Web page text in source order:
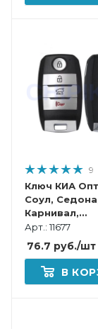
9
Ключ КИА
Соул,
Карнивал,
Спортейдж,
Соренто
корпус
Арт.: 11677
76.7 руб./шт
В